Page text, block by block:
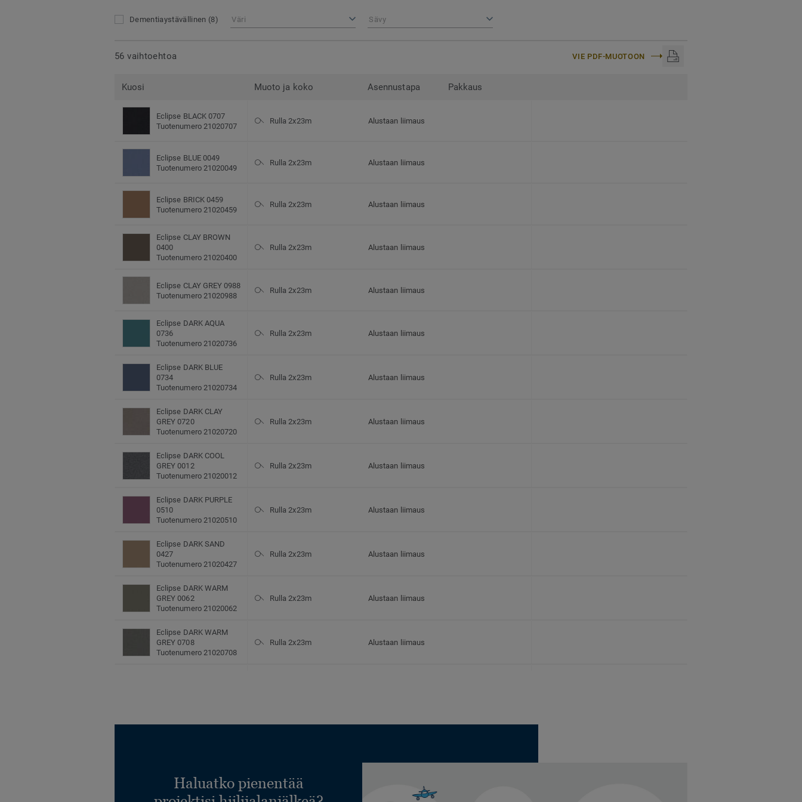
Dementiaystävällinen (8) Väri Sävy
56 vaihtoehtoa VIE PDF-MUOTOON
Kuosi Muoto ja koko Asennustapa Pakkaus
Eclipse BLACK 0707
Tuotenumero 21020707
Rulla 2x23m Alustaan liimaus
Eclipse BLUE 0049
Tuotenumero 21020049
Rulla 2x23m Alustaan liimaus
Eclipse BRICK 0459
Tuotenumero 21020459
Rulla 2x23m Alustaan liimaus
Eclipse CLAY BROWN
0400
Tuotenumero 21020400
Rulla 2x23m Alustaan liimaus
Eclipse CLAY GREY 0988
Tuotenumero 21020988
Rulla 2x23m Alustaan liimaus
Eclipse DARK AQUA
0736
Tuotenumero 21020736
Rulla 2x23m Alustaan liimaus
Eclipse DARK BLUE
0734
Tuotenumero 21020734
Rulla 2x23m Alustaan liimaus
Eclipse DARK CLAY
GREY 0720
Tuotenumero 21020720
Rulla 2x23m Alustaan liimaus
Eclipse DARK COOL
GREY 0012
Tuotenumero 21020012
Rulla 2x23m Alustaan liimaus
Eclipse DARK PURPLE
0510
Tuotenumero 21020510
Rulla 2x23m Alustaan liimaus
Eclipse DARK SAND
0427
Tuotenumero 21020427
Rulla 2x23m Alustaan liimaus
Eclipse DARK WARM
GREY 0062
Tuotenumero 21020062
Rulla 2x23m Alustaan liimaus
Eclipse DARK WARM
GREY 0708
Tuotenumero 21020708
Rulla 2x23m Alustaan liimaus
Eclipse GREEN 0054
Tuotenumero 21020729
Haluatko pienentää